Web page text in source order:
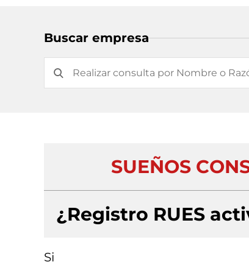
Buscar empresa
SUEÑOS
¿Registro RUES
Si